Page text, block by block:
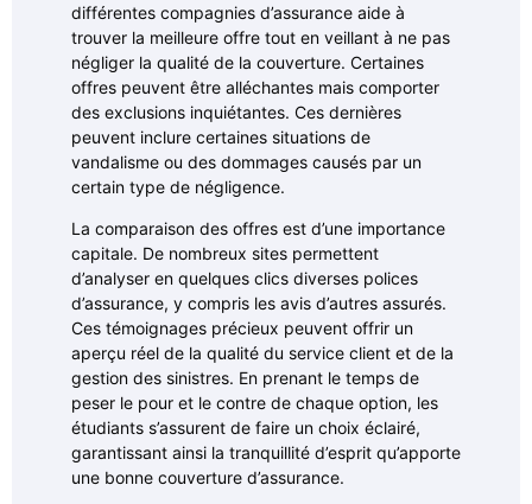
différentes compagnies d’assurance aide à
trouver la meilleure offre tout en veillant à ne pas
négliger la qualité de la couverture. Certaines
offres peuvent être alléchantes mais comporter
des exclusions inquiétantes. Ces dernières
peuvent inclure certaines situations de
vandalisme ou des dommages causés par un
certain type de négligence.
La comparaison des offres est d’une importance
capitale. De nombreux sites permettent
d’analyser en quelques clics diverses polices
d’assurance, y compris les avis d’autres assurés.
Ces témoignages précieux peuvent offrir un
aperçu réel de la qualité du service client et de la
gestion des sinistres. En prenant le temps de
peser le pour et le contre de chaque option, les
étudiants s’assurent de faire un choix éclairé,
garantissant ainsi la tranquillité d’esprit qu’apporte
une bonne couverture d’assurance.